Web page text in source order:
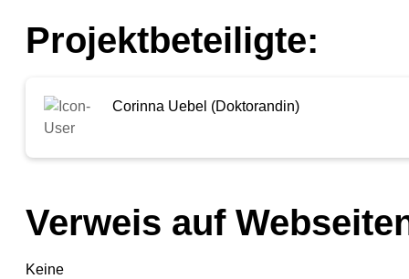
Projektbeteiligte:
Corinna Uebel (Doktorandin)
Verweis auf
Keine